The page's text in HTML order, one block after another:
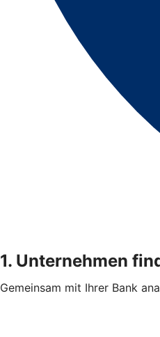
1. Unternehmen
Gemeinsam mit Ihrer Bank